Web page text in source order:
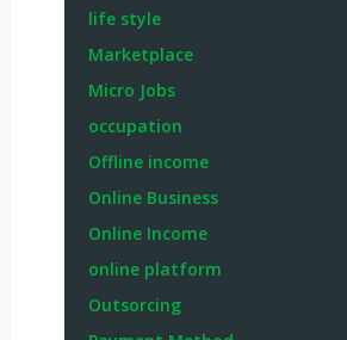
life style
Marketplace
Micro Jobs
occupation
Offline income
Online Business
Online Income
online platform
Outsorcing